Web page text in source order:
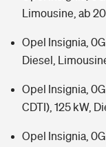
Limousine, ab
Opel Insignia,
Diesel,
Opel Insignia,
CDTI), 125 kW,
Opel Insignia,